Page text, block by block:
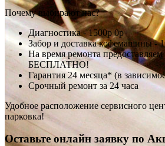
Почему выбирают нас?
Диагностика -1500р0р
Забор и доставка кофемашины -
На время ремонта
БЕСПЛАТНО!
Гарантия 24 месяца* (в
Срочный ремонт за 24 часа
Удобное расположение сервисного
парковка!
Оставьте онлайн заявку по